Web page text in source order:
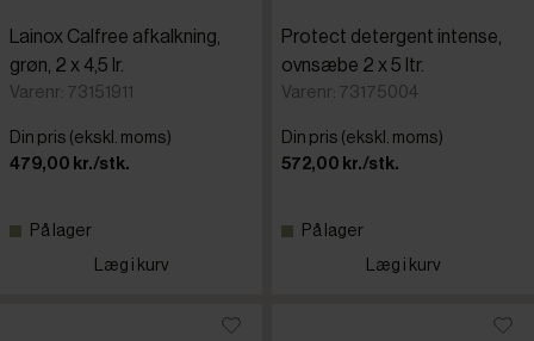
Lainox Calfree afkalkning,
grøn, 2 x 4,5 lr.
Varenr: 73151911
Din pris (ekskl. moms)
479,00 kr./stk.
På lager
Læg i kurv
Protect detergent intense,
ovnsæbe 2 x 5 ltr.
Varenr: 73175004
Din pris (ekskl. moms)
572,00 kr./stk.
På lager
Læg i kurv